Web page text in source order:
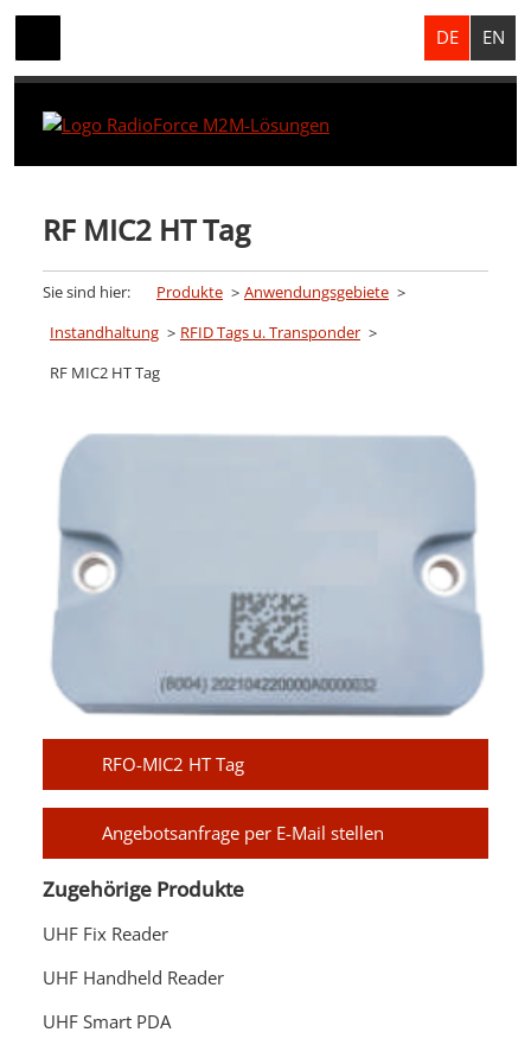
DE EN
RF MIC2 HT Tag
Sie sind hier: Produkte
Anwendungsgebiete
Instandhaltung
RFID Tags u. Transponder
RF MIC2 HT Tag
RFO-MIC2 HT Tag
Angebotsanfrage per E-Mail stellen
Zugehörige Produkte
UHF Fix Reader
UHF Handheld Reader
UHF Smart PDA